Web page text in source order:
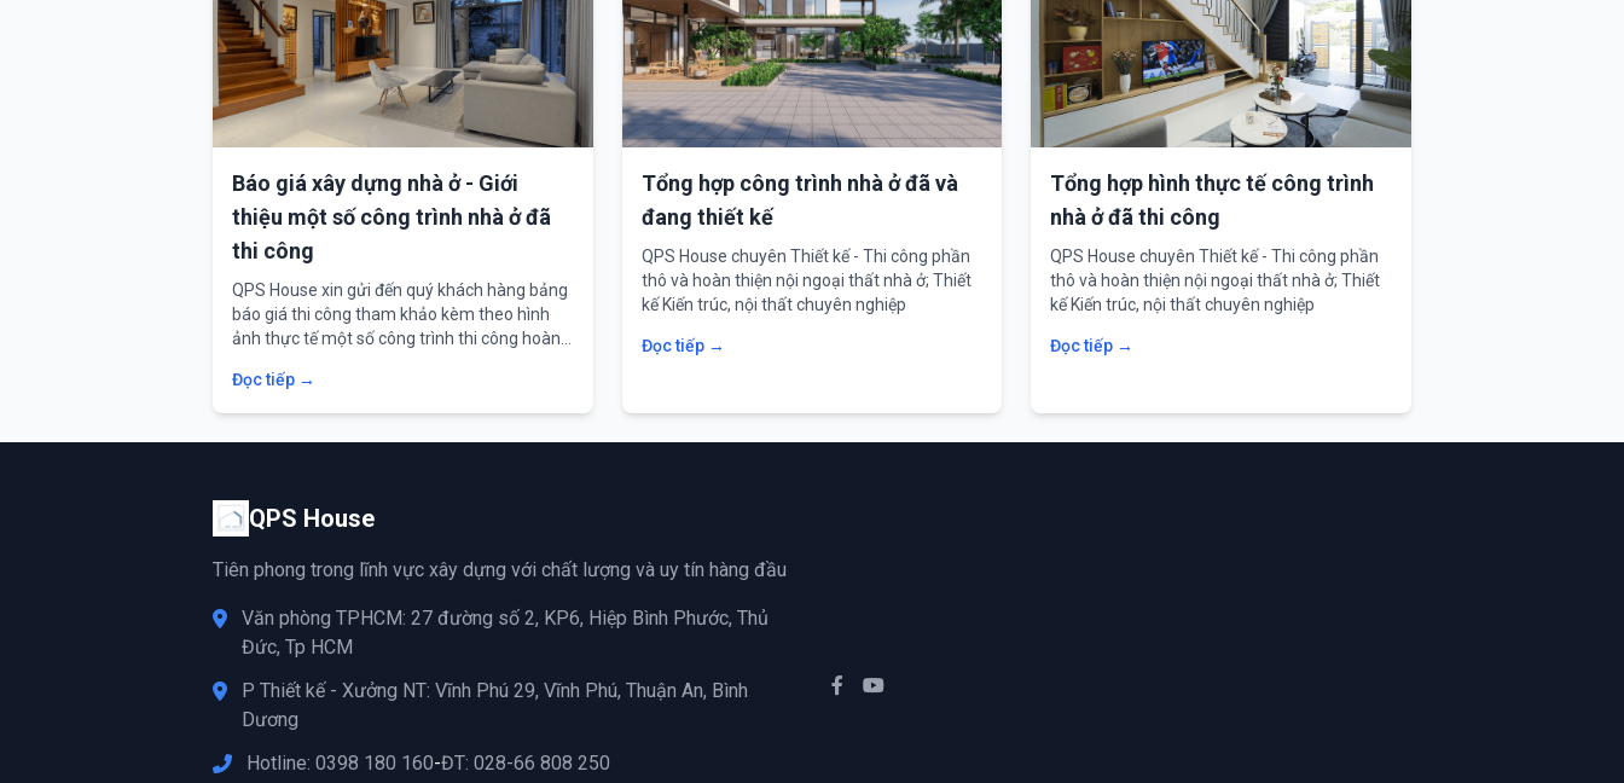
Báo giá xây dựng nhà ở - Giới
thiệu một số công trình nhà ở đã
thi công
QPS House xin gửi đến quý khách hàng bảng
báo giá thi công tham khảo kèm theo hình
ảnh thực tế một số công trình thi công hoàn
Đọc tiếp →
Tổng hợp công trình nhà ở đã và
đang thiết kế
QPS House chuyên Thiết kế - Thi công phần
thô và hoàn thiện nội ngoại thất nhà ở; Thiết
kế Kiến trúc, nội thất chuyên nghiệp
Đọc tiếp →
Tổng hợp hình thực tế công trình
nhà ở đã thi công
QPS House chuyên Thiết kế - Thi công phần
thô và hoàn thiện nội ngoại thất nhà ở; Thiết
kế Kiến trúc, nội thất chuyên nghiệp
Đọc tiếp →
QPS House
Tiên phong trong lĩnh vực xây dựng với chất lượng và uy tín hàng đầu
Văn phòng TPHCM: 27 đường số 2, KP6, Hiệp Bình Phước, Thủ
Đức, Tp HCM
P Thiết kế - Xưởng NT: Vĩnh Phú 29, Vĩnh Phú, Thuận An, Bình
Dương
Hotline: 0398 180 160-ĐT: 028-66 808 250